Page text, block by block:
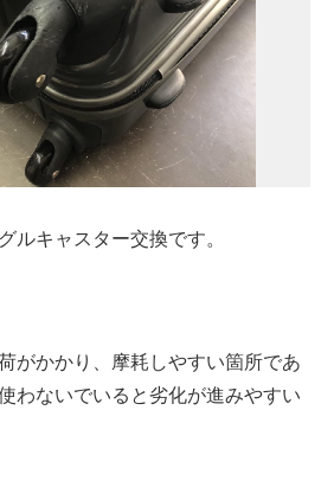
ルキャスター交換です。
がかかり、摩耗しやすい箇所であ
わないでいると劣化が進みやすい